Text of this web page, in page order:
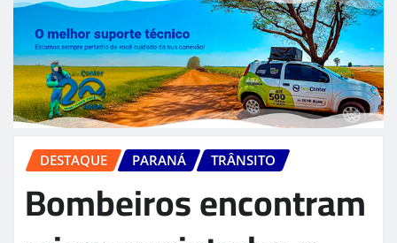
DESTAQUE PARANÁ TRÂNSITO
Bombeiros encontram